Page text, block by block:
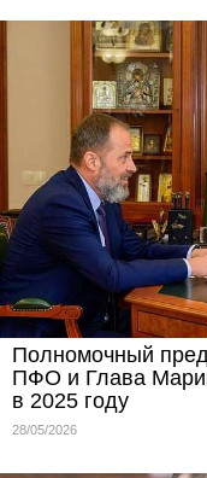
Полномочный
ПФО и Глава
в 2025 году
28/05/2026